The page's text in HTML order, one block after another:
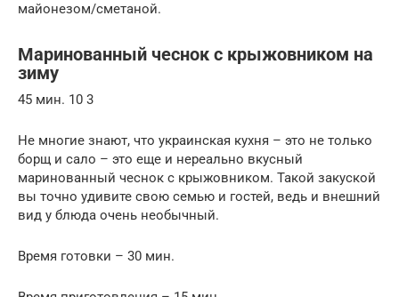
майонезом/сметаной.
Маринованный чеснок с крыжовником на
зиму
45 мин. 10 3
Не многие знают, что украинская кухня – это не только
борщ и сало – это еще и нереально вкусный
маринованный чеснок с крыжовником. Такой закуской
вы точно удивите свою семью и гостей, ведь и внешний
вид у блюда очень необычный.
Время готовки – 30 мин.